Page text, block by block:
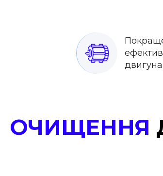
двигуна
ОЧИЩЕННЯ